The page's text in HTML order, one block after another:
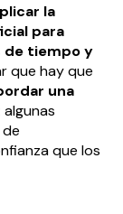
la
para
de tiempo y
que hay que
una
que los